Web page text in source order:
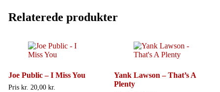
Relaterede produkter
Joe Public – I Miss You
Pris kr. 20,00
Yank Lawson – That’s A
Plenty